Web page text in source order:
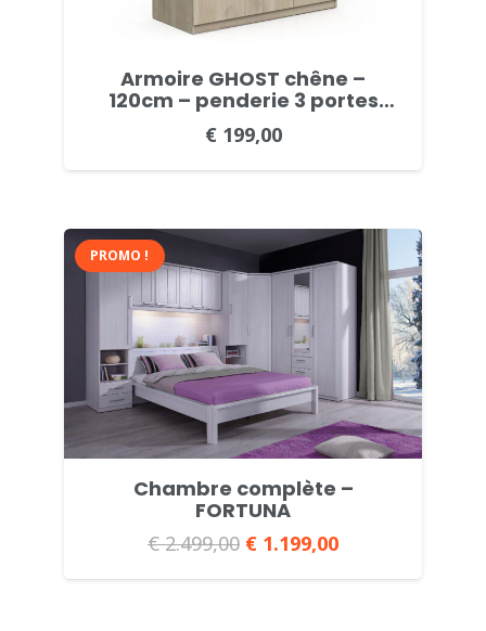
Armoire GHOST chêne –
120cm – penderie 3 portes
avec 2 tiroirs
€199,00
PROMO !
Chambre complète –
FORTUNA
€2.499,00 Le
prix
€ 1.199,00
prix